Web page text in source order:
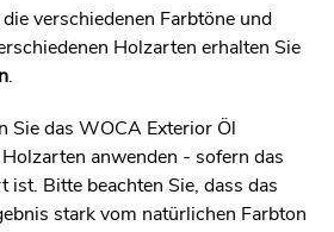
verschiedenen Farbtöne und
Holzarten erhalten Sie
.
Sie das WOCA Exterior Öl
anwenden - sofern das
Bitte beachten Sie, dass das
stark vom natürlichen Farbton